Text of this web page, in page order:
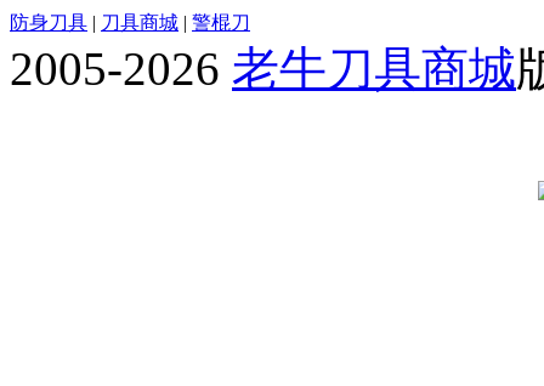
防身刀具 | 刀具商城 | 警棍刀
2005-2026 老牛刀具商城